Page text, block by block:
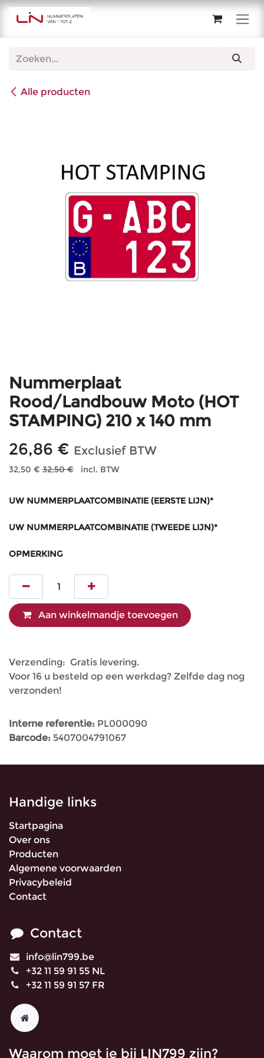
Overslaan naar inhoud
Alle producten
Nummerplaat
Rood/Landbouw Moto (HOT
STAMPING) 210 x 140 mm
26,86 € Exclusief BTW
32,50 € 32,50€ incl. BTW
UW NUMMERPLAATCOMBINATIE (EERSTE LIJN)*
UW NUMMERPLAATCOMBINATIE (TWEEDE LIJN)*
OPMERKING
Aan winkelmandje toevoegen
Verzending: Gratis levering.
Voor 16 u besteld op een werkdag? Zelfde dag nog
verzonden!
Interne referentie: PL000090
Barcode: 5407004791067
Handige links
Startpagina
Over ons
Producten
Algemene voorwaarden
Privacybeleid
Contact
Contact
info@lin799.be
+32 11 59 91 55 NL
+32 11 59 91 57 FR
Waarom moet je bij LIN799 zijn?